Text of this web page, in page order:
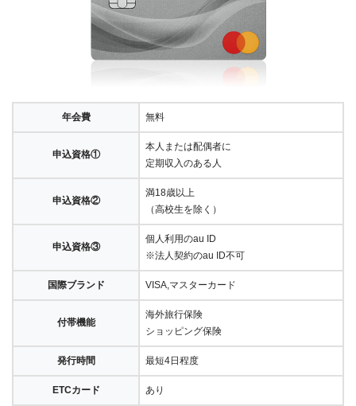
年会費 無料
申込資格①
本人または配偶者に
定期収入のある人
申込資格②
満18歳以上
（高校生を除く）
申込資格③
個人利用のau ID
※法人契約のau ID不可
国際ブランド VISA,マスターカード
付帯機能
海外旅行保険
ショッピング保険
発行時間 最短4日程度
ETCカード あり